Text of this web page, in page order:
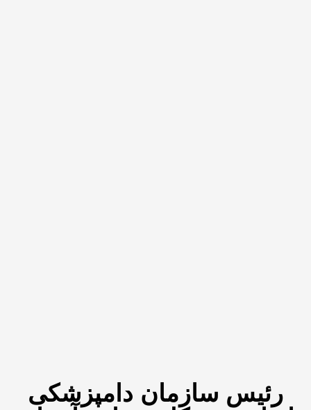
رئیس سازمان دامپزشکی